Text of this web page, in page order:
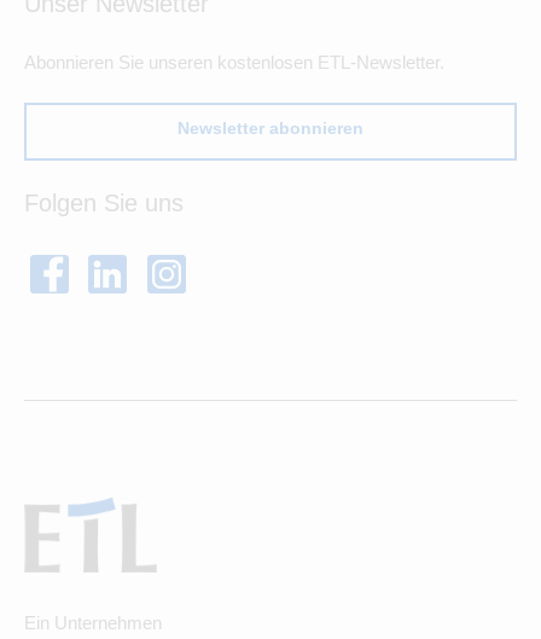
Abonnieren Sie unseren kostenlosen ETL-Newsletter.
Newsletter abonnieren
Folgen Sie uns
Ein Unternehmen